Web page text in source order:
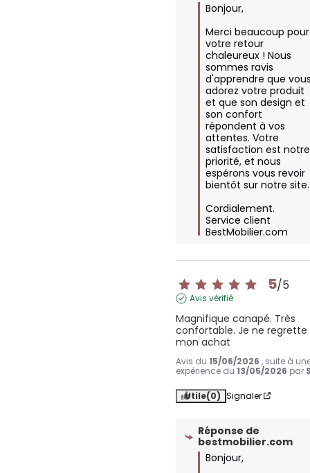
Bonjour,
Merci beaucoup pour
votre retour
chaleureux ! Nous
sommes ravis
d'apprendre que
adorez votre produit
et que son design et
son confort
répondent à vos
attentes. Votre
satisfaction est notre
priorité, et nous
espérons vous revoir
bientôt sur notre site.
Cordialement.
Service client
BestMobilier.com
5/5
Avis vérifié
Magnifique canapé. Très
confortable. Je ne regrette
mon achat
Avis du15/06/2026 , suite à
expérience du13/05/2026 par
Utile(0) Signaler
Réponse de
bestmobilier.com
Bonjour,